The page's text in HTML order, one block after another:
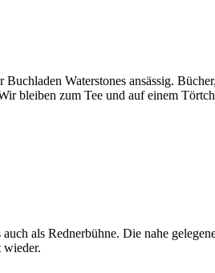
Waterstones ansässig.
bleiben zum Tee und auf einem
als Rednerbühne. Die nahe
wieder.